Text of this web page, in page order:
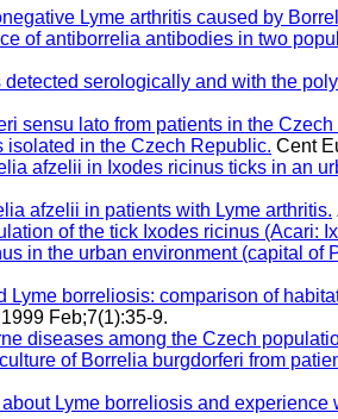
Lyme arthritis caused by
of antiborrelia antibodies in two
serologically and with the
sensu lato from patients in the
isolated in the Czech Republic. Cent
afzelii in Ixodes ricinus ticks in an
afzelii in patients with Lyme arthritis.
of the tick Ixodes ricinus (Acari:
in the urban environment (capital of
Lyme borreliosis: comparison of
Feb;7(1):35-9.
diseases among the Czech
of Borrelia burgdorferi from
Lyme borreliosis and experience